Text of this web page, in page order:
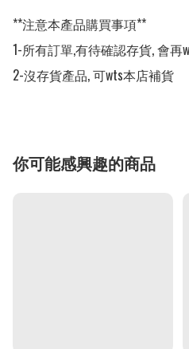
**注意本產品購買事項**
1-所有訂單,有待確認存貨, 會再
2-沒存貨產品, 可wts本店補貨
你可能感興趣的商品